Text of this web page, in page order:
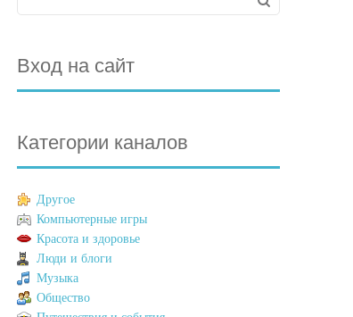
Вход на сайт
Категории каналов
Другое
Компьютерные игры
Красота и здоровье
Люди и блоги
Музыка
Общество